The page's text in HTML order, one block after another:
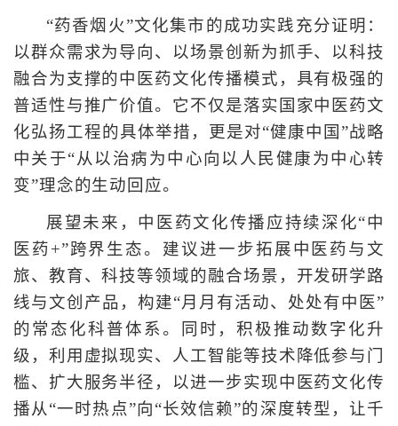
“药香烟火”文化集市的成功实践充分证明：
以群众需求为导向、以场景创新为抓手、以科技
融合为支撑的中医药文化传播模式，具有极强的
普适性与推广价值。它不仅是落实国家中医药文
化弘扬工程的具体举措，更是对“健康中国”战略
中关于“从以治病为中心向以人民健康为中心转
变”理念的生动回应。
展望未来，中医药文化传播应持续深化“中
医药+”跨界生态。建议进一步拓展中医药与文
旅、教育、科技等领域的融合场景，开发研学路
线与文创产品，构建“月月有活动、处处有中医”
的常态化科普体系。同时，积极推动数字化升
级，利用虚拟现实、人工智能等技术降低参与门
槛、扩大服务半径，以进一步实现中医药文化传
播从“一时热点”向“长效信赖”的深度转型，让千